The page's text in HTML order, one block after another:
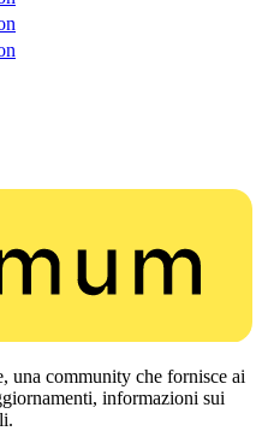
una community che fornisce ai
informazioni sui